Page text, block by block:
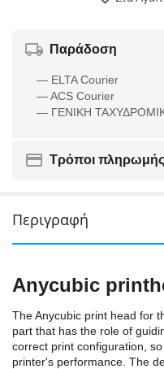
Παράδοση
— ELTA Courier
— ACS Courier
— ΓΕΝΙΚΗ
Τρόποι πληρωμής
Περιγραφή
Anycubic
The Anycubic print head for
part that has the role of
correct print configuration,
printer's performance. The